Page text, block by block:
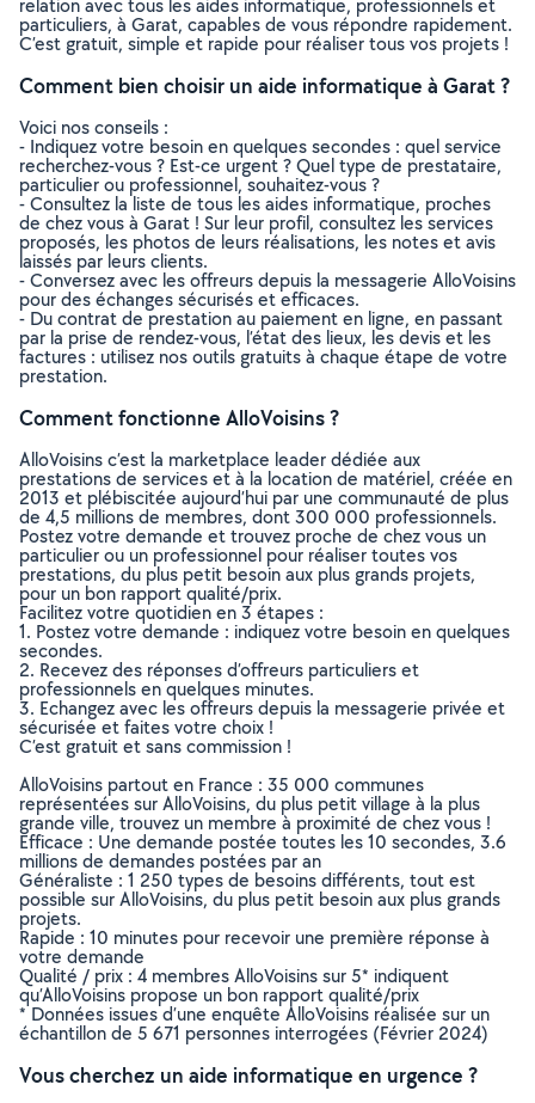
relation avec tous les aides informatique, professionnels et
particuliers, à Garat, capables de vous répondre rapidement.
C’est gratuit, simple et rapide pour réaliser tous vos projets !
Comment bien choisir un aide informatique à Garat ?
Voici nos conseils :
- Indiquez votre besoin en quelques secondes : quel service
recherchez-vous ? Est-ce urgent ? Quel type de prestataire,
particulier ou professionnel, souhaitez-vous ?
- Consultez la liste de tous les aides informatique, proches
de chez vous à Garat ! Sur leur profil, consultez les services
proposés, les photos de leurs réalisations, les notes et avis
laissés par leurs clients.
- Conversez avec les offreurs depuis la messagerie AlloVoisins
pour des échanges sécurisés et efficaces.
- Du contrat de prestation au paiement en ligne, en passant
par la prise de rendez-vous, l’état des lieux, les devis et les
factures : utilisez nos outils gratuits à chaque étape de votre
prestation.
Comment fonctionne AlloVoisins ?
AlloVoisins c’est la marketplace leader dédiée aux
prestations de services et à la location de matériel, créée en
2013 et plébiscitée aujourd’hui par une communauté de plus
de 4,5 millions de membres, dont 300 000 professionnels.
Postez votre demande et trouvez proche de chez vous un
particulier ou un professionnel pour réaliser toutes vos
prestations, du plus petit besoin aux plus grands projets,
pour un bon rapport qualité/prix.
Facilitez votre quotidien en 3 étapes :
1. Postez votre demande : indiquez votre besoin en quelques
secondes.
2. Recevez des réponses d’offreurs particuliers et
professionnels en quelques minutes.
3. Echangez avec les offreurs depuis la messagerie privée et
sécurisée et faites votre choix !
C’est gratuit et sans commission !
AlloVoisins partout en France : 35 000 communes
représentées sur AlloVoisins, du plus petit village à la plus
grande ville, trouvez un membre à proximité de chez vous !
Efficace : Une demande postée toutes les 10 secondes, 3.6
millions de demandes postées par an
Généraliste : 1 250 types de besoins différents, tout est
possible sur AlloVoisins, du plus petit besoin aux plus grands
projets.
Rapide : 10 minutes pour recevoir une première réponse à
votre demande
Qualité / prix : 4 membres AlloVoisins sur 5* indiquent
qu’AlloVoisins propose un bon rapport qualité/prix
* Données issues d’une enquête AlloVoisins réalisée sur un
échantillon de 5 671 personnes interrogées (Février 2024)
Vous cherchez un aide informatique en urgence ?